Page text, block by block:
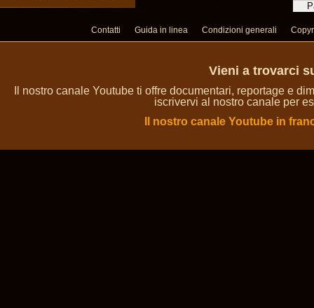
Contatti Guida in linea Condizioni generali
Vieni a trovarci
Il nostro canale Youtube ti offre documentari, reportage e
iscrivervi al nostro canale per
Il nostro canale Youtube in